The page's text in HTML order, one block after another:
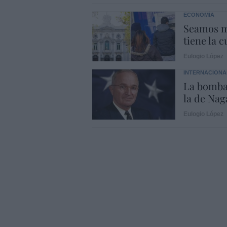
ECONOMÍA
Seamos
tiene la
INTERNACIONAL
La
la de